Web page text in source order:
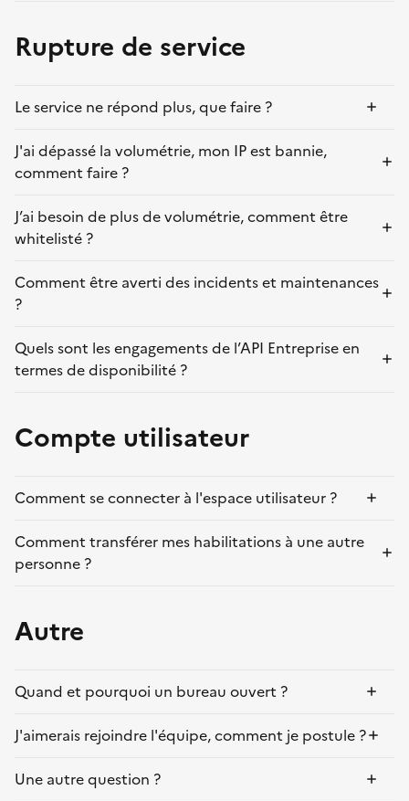
Rupture de service
Le service ne répond plus, que faire ?
J'ai dépassé la volumétrie, mon IP est bannie,
comment faire ?
J’ai besoin de plus de volumétrie, comment être
whitelisté ?
Comment être averti des incidents et maintenances
?
Quels sont les engagements de l’API Entreprise en
termes de disponibilité ?
Compte utilisateur
Comment se connecter à l'espace utilisateur ?
Comment transférer mes habilitations à une autre
personne ?
Autre
Quand et pourquoi un bureau ouvert ?
J'aimerais rejoindre l'équipe, comment je postule ?
Une autre question ?